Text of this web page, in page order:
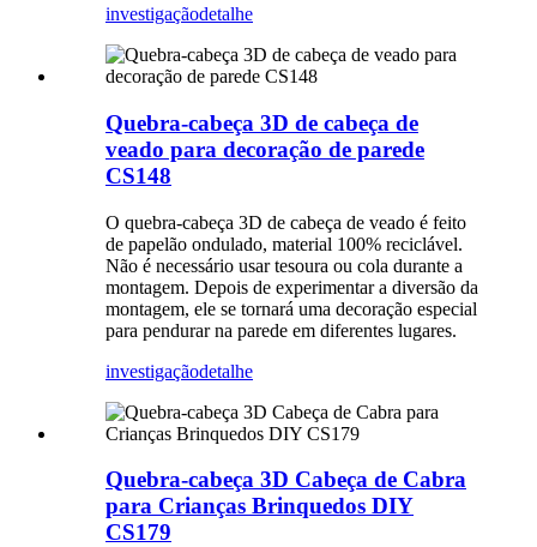
investigaçãodetalhe
Quebra-cabeça 3D de cabeça de
veado para decoração de parede
CS148
O quebra-cabeça 3D de cabeça de veado é feito
de papelão ondulado, material 100% reciclável.
Não é necessário usar tesoura ou cola durante a
montagem. Depois de experimentar a diversão da
montagem, ele se tornará uma decoração especial
para pendurar na parede em diferentes lugares.
investigaçãodetalhe
Quebra-cabeça 3D Cabeça de Cabra
para Crianças Brinquedos DIY
CS179